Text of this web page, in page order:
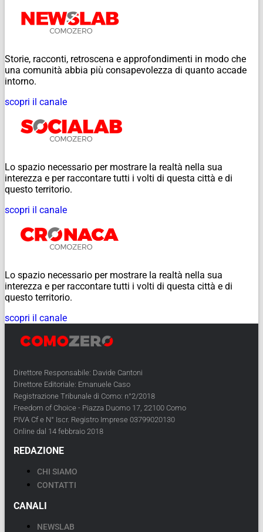
Storie, racconti, retroscena e approfondimenti in modo che
una comunità abbia più consapevolezza di quanto accade
intorno.
scopri il canale
Lo spazio necessario per mostrare la realtà nella sua
interezza e per raccontare tutti i volti di questa città e di
questo territorio.
scopri il canale
Lo spazio necessario per mostrare la realtà nella sua
interezza e per raccontare tutti i volti di questa città e di
questo territorio.
scopri il canale
Direttore Responsabile: Davide Cantoni
Direttore Editoriale: Emanuele Caso
Registrazione Tribunale di Como: n°2/2018
Freedom of Choice - Piazza Duomo 17, 22100 Como
PIVA Cf e N° Iscr. Registro Imprese 03799020130
Online dal 14 febbraio 2018
REDAZIONE
CHI SIAMO
CONTATTI
CANALI
NEWSLAB